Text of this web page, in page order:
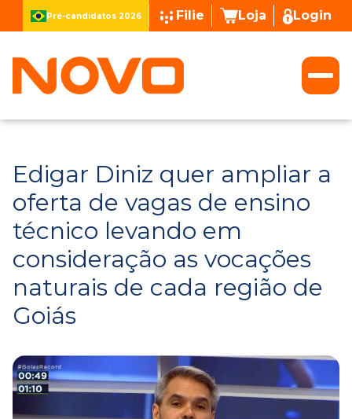
Pré-candidatos 2026 Filie Loja Login
Edigar Diniz quer ampliar a
oferta de vagas de ensino
técnico levando em
consideração as vocações
naturais de cada região de
Goiás